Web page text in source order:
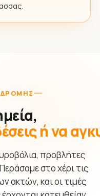
ή να
προβλήτες
στο χέρι τις
ακτών, και οι τιμές